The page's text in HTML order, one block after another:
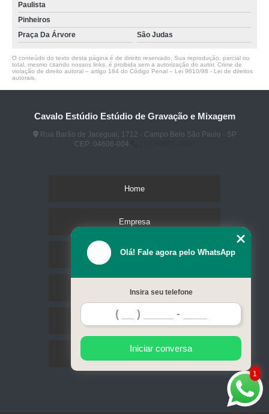
Paulista
Pinheiros
Praça Da Árvore
São Judas
O conteúdo do texto desta página é de direito reservado. Sua reprodução, parcial ou
total, mesmo citando nossos links, é proibida sem a autorização do autor. Crime de
violação de direito autoral – artigo 184 do Código Penal – Lei 9610/98 - Lei de direitos
autorais
Cavalo Estúdio Estúdio de Gravação e Mixagem
Rua Barão de Jaceguai, 1712 - Campo Belo São Paulo - SP
CEP: 04606-004
Home
Empresa
Missão
Serviços
Contato
Mapa do site
1
Olá! Fale agora pelo WhatsApp
Insira seu telefone
Iniciar conversa